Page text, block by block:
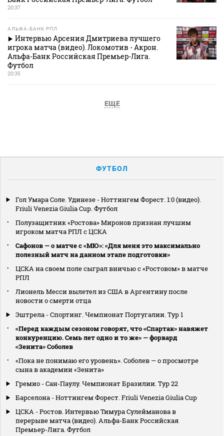
20:37
АЛЬФА-БАНК РПЛ
Интервью Арсения Дмитриева лучшего
игрока матча (видео). Локомотив - Акрон.
Альфа-Банк Российская Премьер-Лига.
Футбол
20:35
ЕЩЕ
ФУТБОЛ
Гол Умара Соле. Удинезе - Ноттингем Форест. 1:0 (видео).
Friuli Venezia Giulia Cup. Футбол
Полузащитник «Ростова» Миронов признан лучшим
игроком матча РПЛ с ЦСКА
Сафонов — о матче с «МЮ»: «Для меня это максимально
полезный матч на данном этапе подготовки»
ЦСКА на своем поле сыграл вничью с «Ростовом» в матче
РПЛ
Лионель Месси вылетел из США в Аргентину после
новости о смерти отца
Эштрела - Спортинг. Чемпионат Португалии. Тур 1
«Перед каждым сезоном говорят, что «Спартак» навяжет
конкуренцию. Семь лет одно и то же» — форвард
«Зенита» Соболев
«Пока не понимаю его уровень». Соболев — о просмотре
сына в академии «Зенита»
Гремио - Сан-Паулу. Чемпионат Бразилии. Тур 22
Барселона - Ноттингем Форест. Friuli Venezia Giulia Cup
ЦСКА - Ростов. Интервью Тимура Сулейманова в
перерыве матча (видео). Альфа-Банк Российская
Премьер-Лига. Футбол